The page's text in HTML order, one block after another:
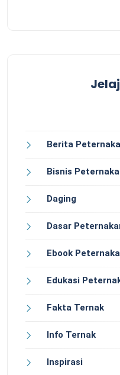
Berita
Bisnis
Daging
Dasar
Ebook
Edukasi
Fakta Ternak
Info Ternak
Inspirasi